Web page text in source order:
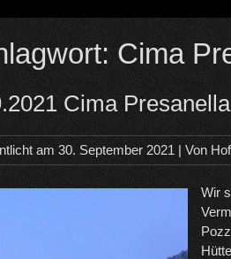
Cima
Cima Presanella
am 30. September 2021 | Von
Wir